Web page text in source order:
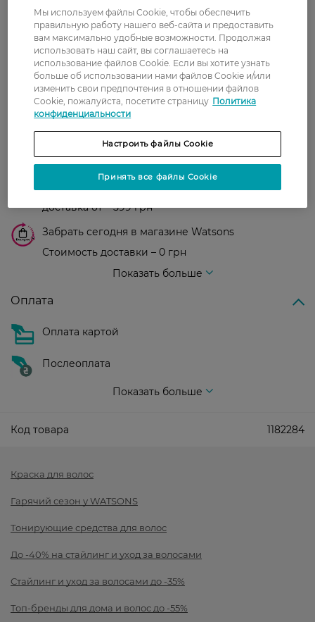
З 0 відгуків
0 відгуків
Доставка
Новая почта
В отделение Новой почты - 99 грн, бесплатно
Стоимость доставки – 79 грн, бесплатная
доставка от – 599 грн
Забрать сегодня в магазине Watsons
Стоимость доставки – 0 грн
Показать больше
Оплата
Оплата картой
Послеоплата
Показать больше
Код товара 1182284
Краска для волос
Гарячий сезон у WATSONS
Тонирующие средства для волос
До -40% на стайлинг и уход за волосами
Стайлинг и уход за волосами до -35%
Топ-бренды для дома и волос до -55%
Мы используем файлы Cookie, чтобы обеспечить
правильную работу нашего веб-сайта и предоставить
вам максимально удобные возможности. Продолжая
использовать наш сайт, вы соглашаетесь на
использование файлов Cookie. Если вы хотите узнать
больше об использовании нами файлов Cookie и/или
изменить свои предпочтения в отношении файлов
Cookie, пожалуйста, посетите страницу Политика
конфиденциальности
Настроить файлы Cookie
Принять все файлы Cookie